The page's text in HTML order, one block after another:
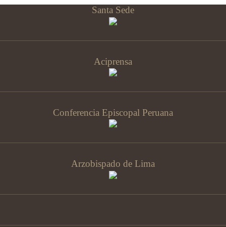
Santa Sede
Aciprensa
Conferencia Episcopal Peruana
Arzobispado de Lima